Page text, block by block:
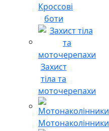
Кроссові
боти
Захист
тіла та
моточерепахи
Мотонаколінники